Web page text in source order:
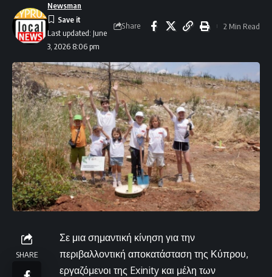
Last updated: June
3, 2026 8:06 pm
Newsman
Share 2 Min Read
SHARE
Σε μια σημαντική κίνηση για την
περιβαλλοντική αποκατάσταση της Κύπρου,
εργαζόμενοι της Exinity και μέλη των